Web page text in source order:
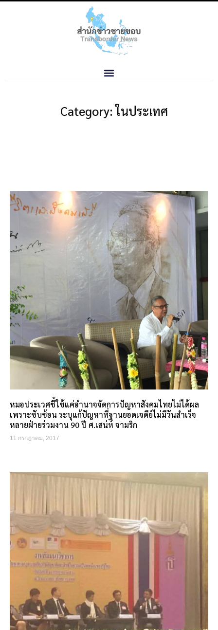
Category: ในประเทศ
หมอประเวศชี้ใช้แค่อำนาจจัดการปัญหาสังคมไทยไม่ได้ผล
เพราะซับซ้อน ระบุแก้ปัญหาที่ฐานยอดเจดีย์ไม่มีวันสำเร็จ
หลายฝ่ายร่วมงาน 90 ปี ศ.เสน่ห์ จามริก
11 กรกฎาคม, 2017